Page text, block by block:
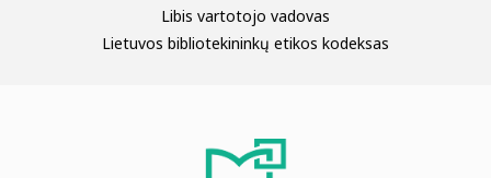
Libis vartotojo vadovas
Lietuvos bibliotekininkų etikos kodeksas